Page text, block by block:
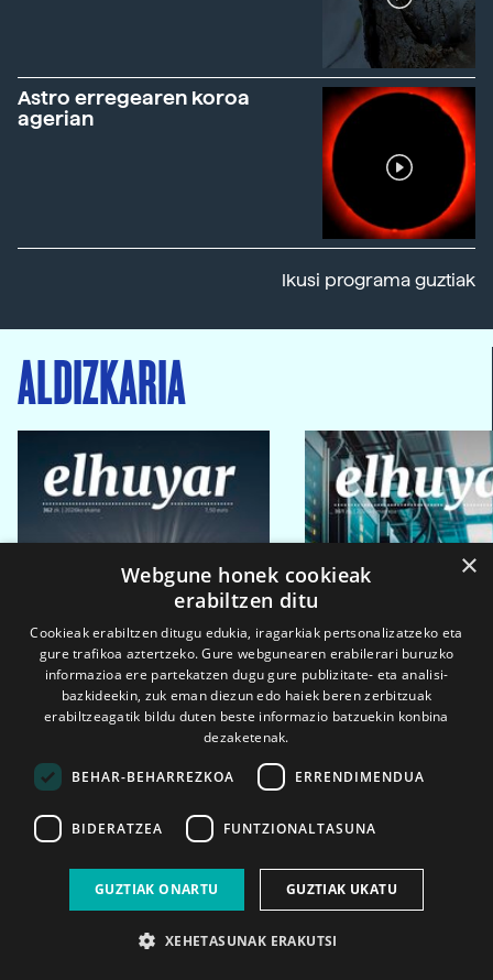
Astro erregearen koroa
agerian
Ikusi programa guztiak
ALDIZKARIA
2026ko eka. 1a 2026ko mar. 1a
×
Webgune honek cookieak
erabiltzen ditu
Cookieak erabiltzen ditugu edukia, iragarkiak pertsonalizatzeko eta
gure trafikoa aztertzeko. Gure webgunearen erabilerari buruzko
informazioa ere partekatzen dugu gure publizitate- eta analisi-
bazkideekin, zuk eman diezun edo haiek beren zerbitzuak
erabiltzeagatik bildu duten beste informazio batzuekin konbina
dezaketenak.
BEHAR-BEHARREZKOA ERRENDIMENDUA
BIDERATZEA FUNTZIONALTASUNA
GUZTIAK ONARTU GUZTIAK UKATU
XEHETASUNAK ERAKUTSI